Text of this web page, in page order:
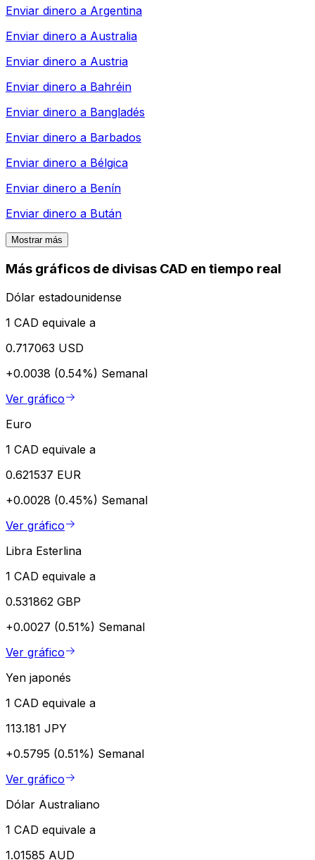
Enviar dinero a Argentina
Enviar dinero a Australia
Enviar dinero a Austria
Enviar dinero a Bahréin
Enviar dinero a Bangladés
Enviar dinero a Barbados
Enviar dinero a Bélgica
Enviar dinero a Benín
Enviar dinero a Bután
Mostrar más
Más gráficos de divisas CAD en tiempo real
Dólar estadounidense
1 CAD equivale a
0.717063 USD
+0.0038 (0.54%) Semanal
Ver gráfico
Euro
1 CAD equivale a
0.621537 EUR
+0.0028 (0.45%) Semanal
Ver gráfico
Libra Esterlina
1 CAD equivale a
0.531862 GBP
+0.0027 (0.51%) Semanal
Ver gráfico
Yen japonés
1 CAD equivale a
113.181 JPY
+0.5795 (0.51%) Semanal
Ver gráfico
Dólar Australiano
1 CAD equivale a
1.01585 AUD